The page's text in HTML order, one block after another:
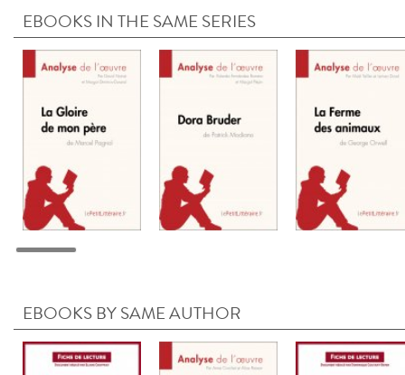
EBOOKS IN THE SAME SERIES
EBOOKS BY SAME AUTHOR